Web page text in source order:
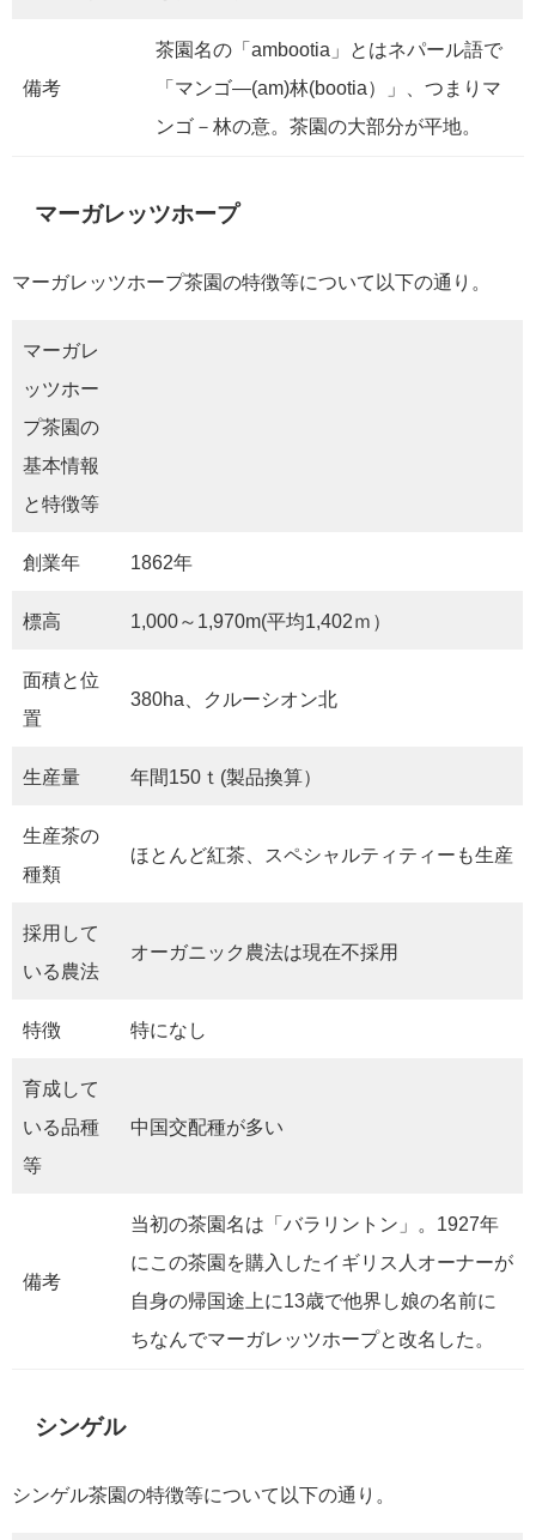
備考
茶園名の「ambootia」とはネパール語で
「マンゴ―(am)林(bootia）」、つまりマ
ンゴ－林の意。茶園の大部分が平地。
マーガレッツホープ
マーガレッツホープ茶園の特徴等について以下の通り。
マーガレ
ッツホー
プ茶園の
基本情報
と特徴等
創業年 1862年
標高 1,000～1,970m(平均1,402ｍ）
面積と位
置
380ha、クルーシオン北
生産量 年間150ｔ(製品換算）
生産茶の
種類
ほとんど紅茶、スペシャルティティーも生産
採用して
いる農法
オーガニック農法は現在不採用
特徴 特になし
育成して
いる品種
等
中国交配種が多い
備考
当初の茶園名は「バラリントン」。1927年
にこの茶園を購入したイギリス人オーナーが
自身の帰国途上に13歳で他界し娘の名前に
ちなんでマーガレッツホープと改名した。
シンゲル
シンゲル茶園の特徴等について以下の通り。